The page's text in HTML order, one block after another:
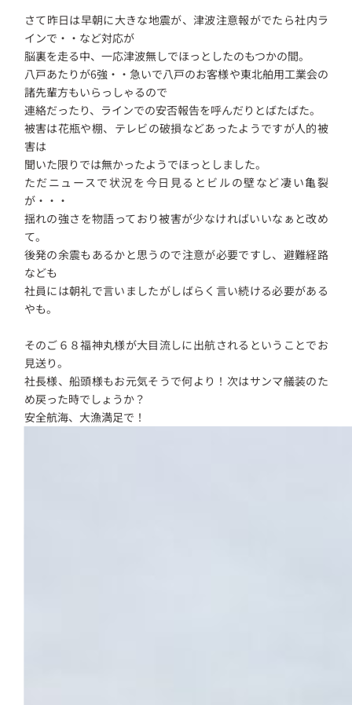
さて昨日は早朝に大きな地震が、津波注意報がでたら社内ラ
インで・・など対応が
脳裏を走る中、一応津波無しでほっとしたのもつかの間。
八戸あたりが6強・・急いで八戸のお客様や東北舶用工業会の
諸先輩方もいらっしゃるので
連絡だったり、ラインでの安否報告を呼んだりとばたばた。
被害は花瓶や棚、テレビの破損などあったようですが人的被
害は
聞いた限りでは無かったようでほっとしました。
ただニュースで状況を今日見るとビルの壁など凄い亀裂
が・・・
揺れの強さを物語っており被害が少なければいいなぁと改め
て。
後発の余震もあるかと思うので注意が必要ですし、避難経路
なども
社員には朝礼で言いましたがしばらく言い続ける必要がある
やも。
そのご６８福神丸様が大目流しに出航されるということでお
見送り。
社長様、船頭様もお元気そうで何より！次はサンマ艤装のた
め戻った時でしょうか？
安全航海、大漁満足で！